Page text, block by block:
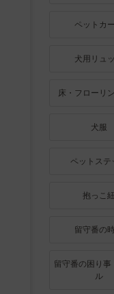
ペットカ
犬用リュ
床・フローリ
犬服
ペットステ
抱っこ紐
留守番の
留守番の困り事
ル